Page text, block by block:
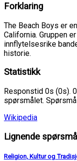
Forklaring
The Beach Boys er
California. Gruppen
innflytelsesrike
historie.
Statistikk
Responstid 0s (0s).
spørsmålet.
Wikipedia
Lignende
Religion, Kultur og